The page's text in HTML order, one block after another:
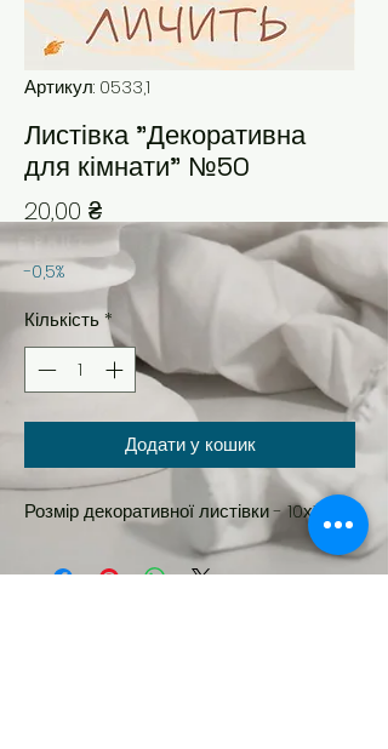
Артикул: 0533,1
Листівка "Декоративна
для кімнати" №50
20,00 ₴Ціна
-0,5%
Кількість*
Додати у кошик
Розмір декоративної листівки - 10х15см